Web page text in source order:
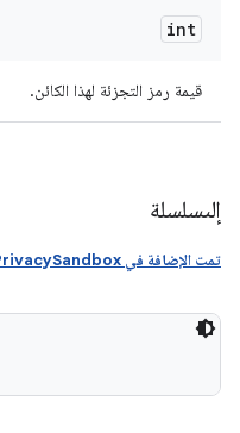
int
قيمة رمز التجزئة لهذا الكائن.
إلىسلسلة
تمت الإضافة في Android UpsideDownCakePrivacySandbox